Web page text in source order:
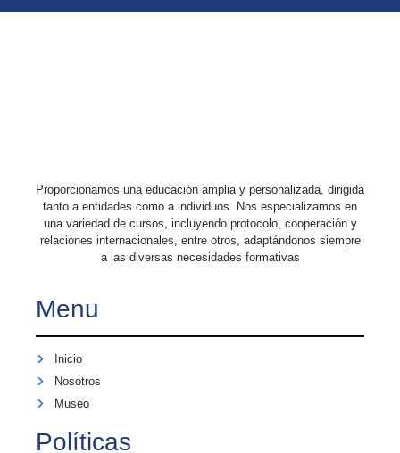
Proporcionamos una educación amplia y personalizada, dirigida
tanto a entidades como a individuos. Nos especializamos en
una variedad de cursos, incluyendo protocolo, cooperación y
relaciones internacionales, entre otros, adaptándonos siempre
a las diversas necesidades formativas
Menu
Inicio
Nosotros
Museo
Políticas